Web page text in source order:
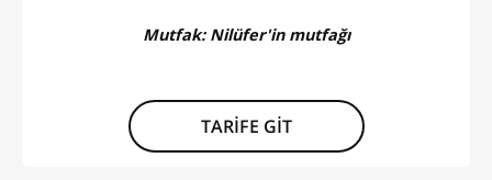
Mutfak: Nilüfer'in mutfağı
TARİFE GİT